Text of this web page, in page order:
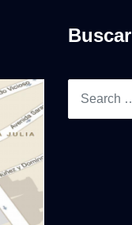
Buscar